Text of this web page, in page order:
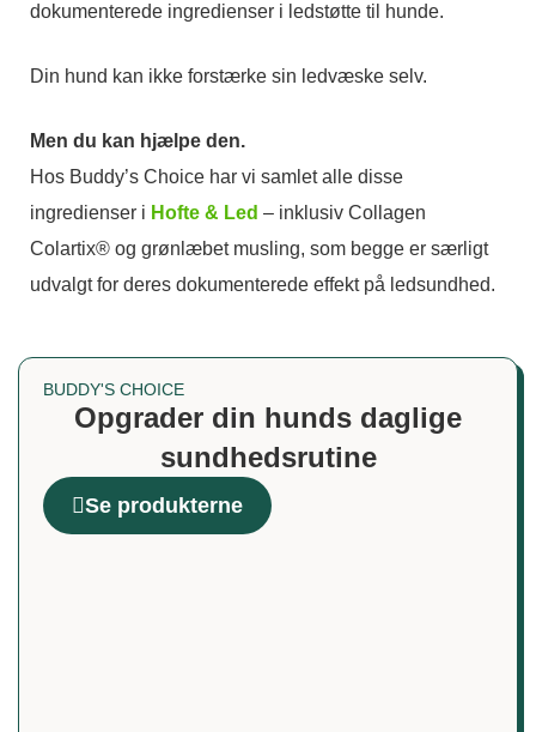
dokumenterede ingredienser i ledstøtte til hunde.
Din hund kan ikke forstærke sin ledvæske selv.
Men du kan hjælpe den.
Hos Buddy’s Choice har vi samlet alle disse
ingredienser i Hofte & Led – inklusiv Collagen
Colartix® og grønlæbet musling, som begge er særligt
udvalgt for deres dokumenterede effekt på ledsundhed.
BUDDY'S CHOICE
Opgrader din hunds daglige
sundhedsrutine
Se produkterne